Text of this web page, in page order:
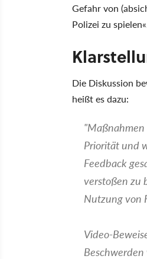
Gefahr von
Polizei zu
Die Diskussion
heißt es dazu:
Priorität und
Feedback
verstoßen zu
Nutzung von
Video-